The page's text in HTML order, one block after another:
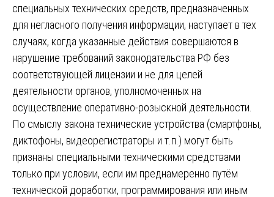
специальных технических средств, предназначенных
для негласного получения информации, наступает в тех
случаях, когда указанные действия совершаются в
нарушение требований законодательства РФ без
соответствующей лицензии и не для целей
деятельности органов, уполномоченных на
осуществление оперативно-розыскной деятельности.
По смыслу закона технические устройства (смартфоны,
диктофоны, видеорегистраторы и т.п.) могут быть
признаны специальными техническими средствами
только при условии, если им преднамеренно путём
технической доработки, программирования или иным